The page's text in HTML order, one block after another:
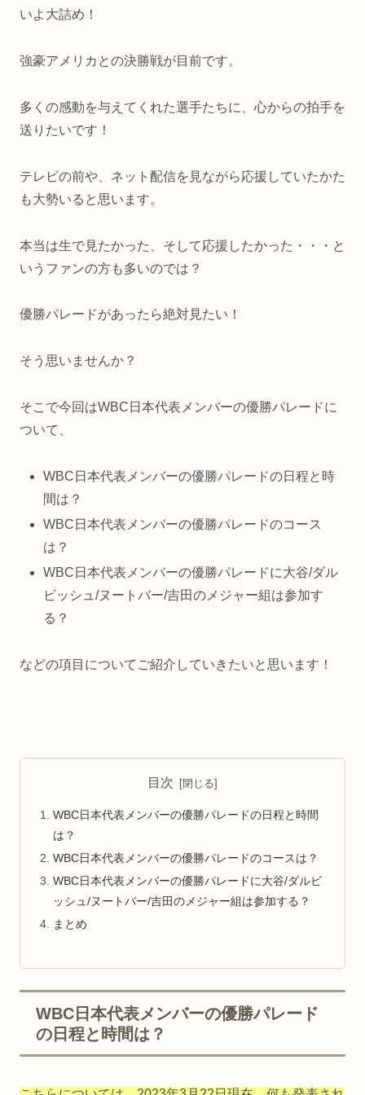
いよ大詰め！
強豪アメリカとの決勝戦が目前です。
多くの感動を与えてくれた選手たちに、心からの拍手を
送りたいです！
テレビの前や、ネット配信を見ながら応援していたかた
も大勢いると思います。
本当は生で見たかった、そして応援したかった・・・と
いうファンの方も多いのでは？
優勝パレードがあったら絶対見たい！
そう思いませんか？
そこで今回はWBC日本代表メンバーの優勝パレードに
ついて、
WBC日本代表メンバーの優勝パレードの日程と時
間は？
WBC日本代表メンバーの優勝パレードのコース
は？
WBC日本代表メンバーの優勝パレードに大谷/ダル
ビッシュ/ヌートバー/吉田のメジャー組は参加す
る？
などの項目についてご紹介していきたいと思います！
目次
WBC日本代表メンバーの優勝パレードの日程と時間
は？
WBC日本代表メンバーの優勝パレードのコースは？
WBC日本代表メンバーの優勝パレードに大谷/ダルビ
ッシュ/ヌートバー/吉田のメジャー組は参加する？
まとめ
WBC日本代表メンバーの優勝パレード
の日程と時間は？